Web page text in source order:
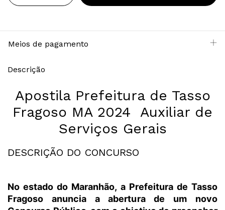
Meios de pagamento
Descrição
Apostila Prefeitura de Tasso
Fragoso MA 2024 Auxiliar de
Serviços Gerais
DESCRIÇÃO DO CONCURSO
No estado do Maranhão, a Prefeitura de Tasso
Fragoso anuncia a abertura de um novo